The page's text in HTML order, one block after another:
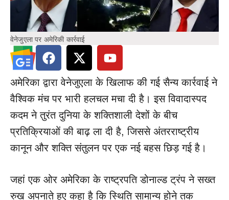
वेनेजुएला पर अमेरिकी कार्रवाई
अमेरिका द्वारा वेनेजुएला के खिलाफ की गई सैन्य कार्रवाई ने
वैश्विक मंच पर भारी हलचल मचा दी है। इस विवादास्पद
कदम ने तुरंत दुनिया के शक्तिशाली देशों के बीच
प्रतिक्रियाओं की बाढ़ ला दी है, जिससे अंतरराष्ट्रीय
कानून और शक्ति संतुलन पर एक नई बहस छिड़ गई है।
जहां एक ओर अमेरिका के राष्ट्रपति डोनाल्ड ट्रंप ने सख्त
रुख अपनाते हुए कहा है कि स्थिति सामान्य होने तक